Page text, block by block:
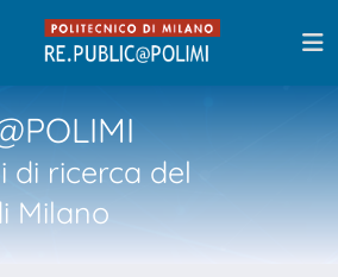
di ricerca del
Milano